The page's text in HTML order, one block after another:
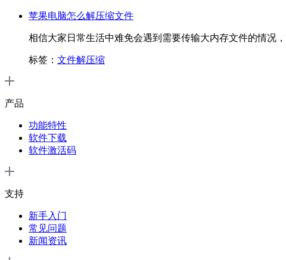
苹果电脑怎么解压缩文件
相信大家日常生活中难免会遇到需要传输大内存文件的情况
标签： 文件解压缩
产品
功能特性
软件下载
软件激活码
支持
新手入门
常见问题
新闻资讯